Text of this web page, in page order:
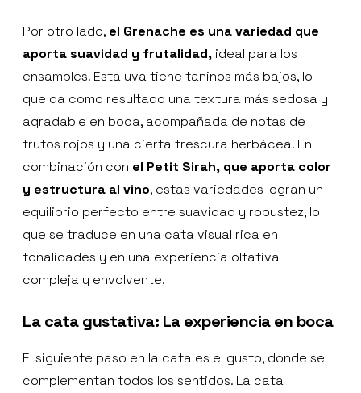
Por otro lado, el Grenache es una variedad que
aporta suavidad y frutalidad, ideal para los
ensambles. Esta uva tiene taninos más bajos, lo
que da como resultado una textura más sedosa y
agradable en boca, acompañada de notas de
frutos rojos y una cierta frescura herbácea. En
combinación con el Petit Sirah, que aporta color
y estructura al vino, estas variedades logran un
equilibrio perfecto entre suavidad y robustez, lo
que se traduce en una cata visual rica en
tonalidades y en una experiencia olfativa
compleja y envolvente.
La cata gustativa: La experiencia en boca
El siguiente paso en la cata es el gusto, donde se
complementan todos los sentidos. La cata